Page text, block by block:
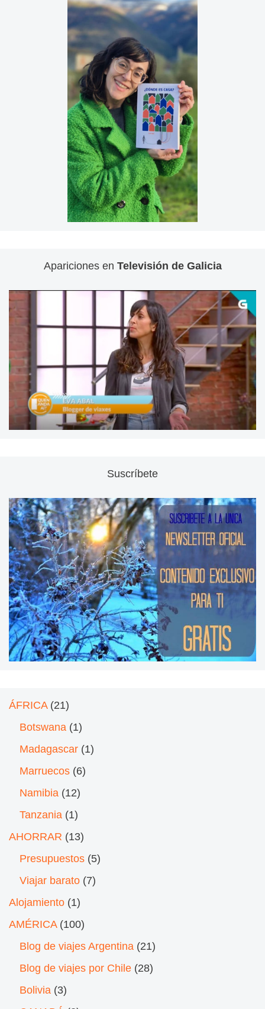
Apariciones en Televisión de Galicia
Suscríbete
ÁFRICA(21)
Botswana (1)
Madagascar (1)
Marruecos (6)
Namibia (12)
Tanzania (1)
AHORRAR (13)
Presupuestos (5)
Viajar barato (7)
Alojamiento (1)
AMÉRICA(100)
Blog de viajes Argentina (21)
Blog de viajes por Chile (28)
Bolivia (3)